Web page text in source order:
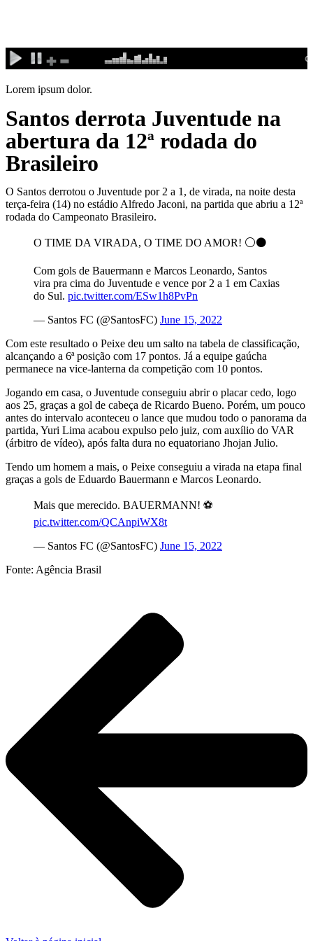
conteúdo
Lorem ipsum dolor.
Santos derrota Juventude na
abertura da 12ª rodada do
Brasileiro
O Santos derrotou o Juventude por 2 a 1, de virada, na noite desta
terça-feira (14) no estádio Alfredo Jaconi, na partida que abriu a 12ª
rodada do Campeonato Brasileiro.
O TIME DA VIRADA, O TIME DO AMOR! ⚪️⚫️
Com gols de Bauermann e Marcos Leonardo, Santos
vira pra cima do Juventude e vence por 2 a 1 em Caxias
do Sul. pic.twitter.com/ESw1h8PvPn
— Santos FC (@SantosFC) June 15, 2022
Com este resultado o Peixe deu um salto na tabela de classificação,
alcançando a 6ª posição com 17 pontos. Já a equipe gaúcha
permanece na vice-lanterna da competição com 10 pontos.
Jogando em casa, o Juventude conseguiu abrir o placar cedo, logo
aos 25, graças a gol de cabeça de Ricardo Bueno. Porém, um pouco
antes do intervalo aconteceu o lance que mudou todo o panorama da
partida, Yuri Lima acabou expulso pelo juiz, com auxílio do VAR
(árbitro de vídeo), após falta dura no equatoriano Jhojan Julio.
Tendo um homem a mais, o Peixe conseguiu a virada na etapa final
graças a gols de Eduardo Bauermann e Marcos Leonardo.
Mais que merecido. BAUERMANN! ⚽️
pic.twitter.com/QCAnpiWX8t
— Santos FC (@SantosFC) June 15, 2022
Fonte: Agência Brasil